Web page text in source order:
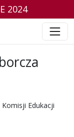
2024
Komisji Edukacji